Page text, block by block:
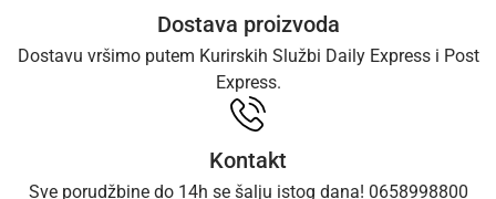
Dostava proizvoda
Dostavu vršimo putem Kurirskih Službi Daily Express i Post
Express.
Kontakt
Sve porudžbine do 14h se šalju istog dana! 0658998800